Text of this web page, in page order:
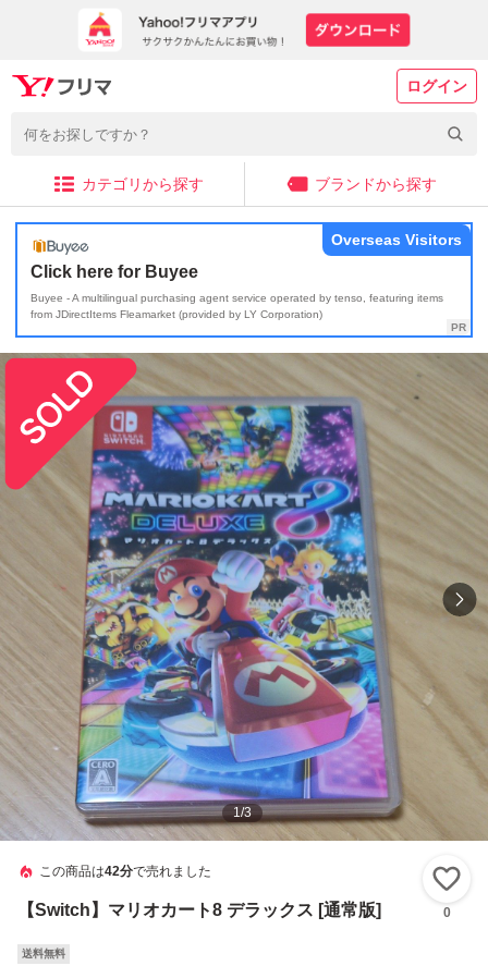
ログイン
カテゴリから探す ブランドから探す
Click here for Buyee
Buyee - A multilingual purchasing agent service operated by tenso, featuring items
from JDirectItems Fleamarket (provided by LY Corporation)
Overseas Visitors
1/3
この商品は42分で売れました
【Switch】マリオカート8 デラックス [通常版] 0
送料無料